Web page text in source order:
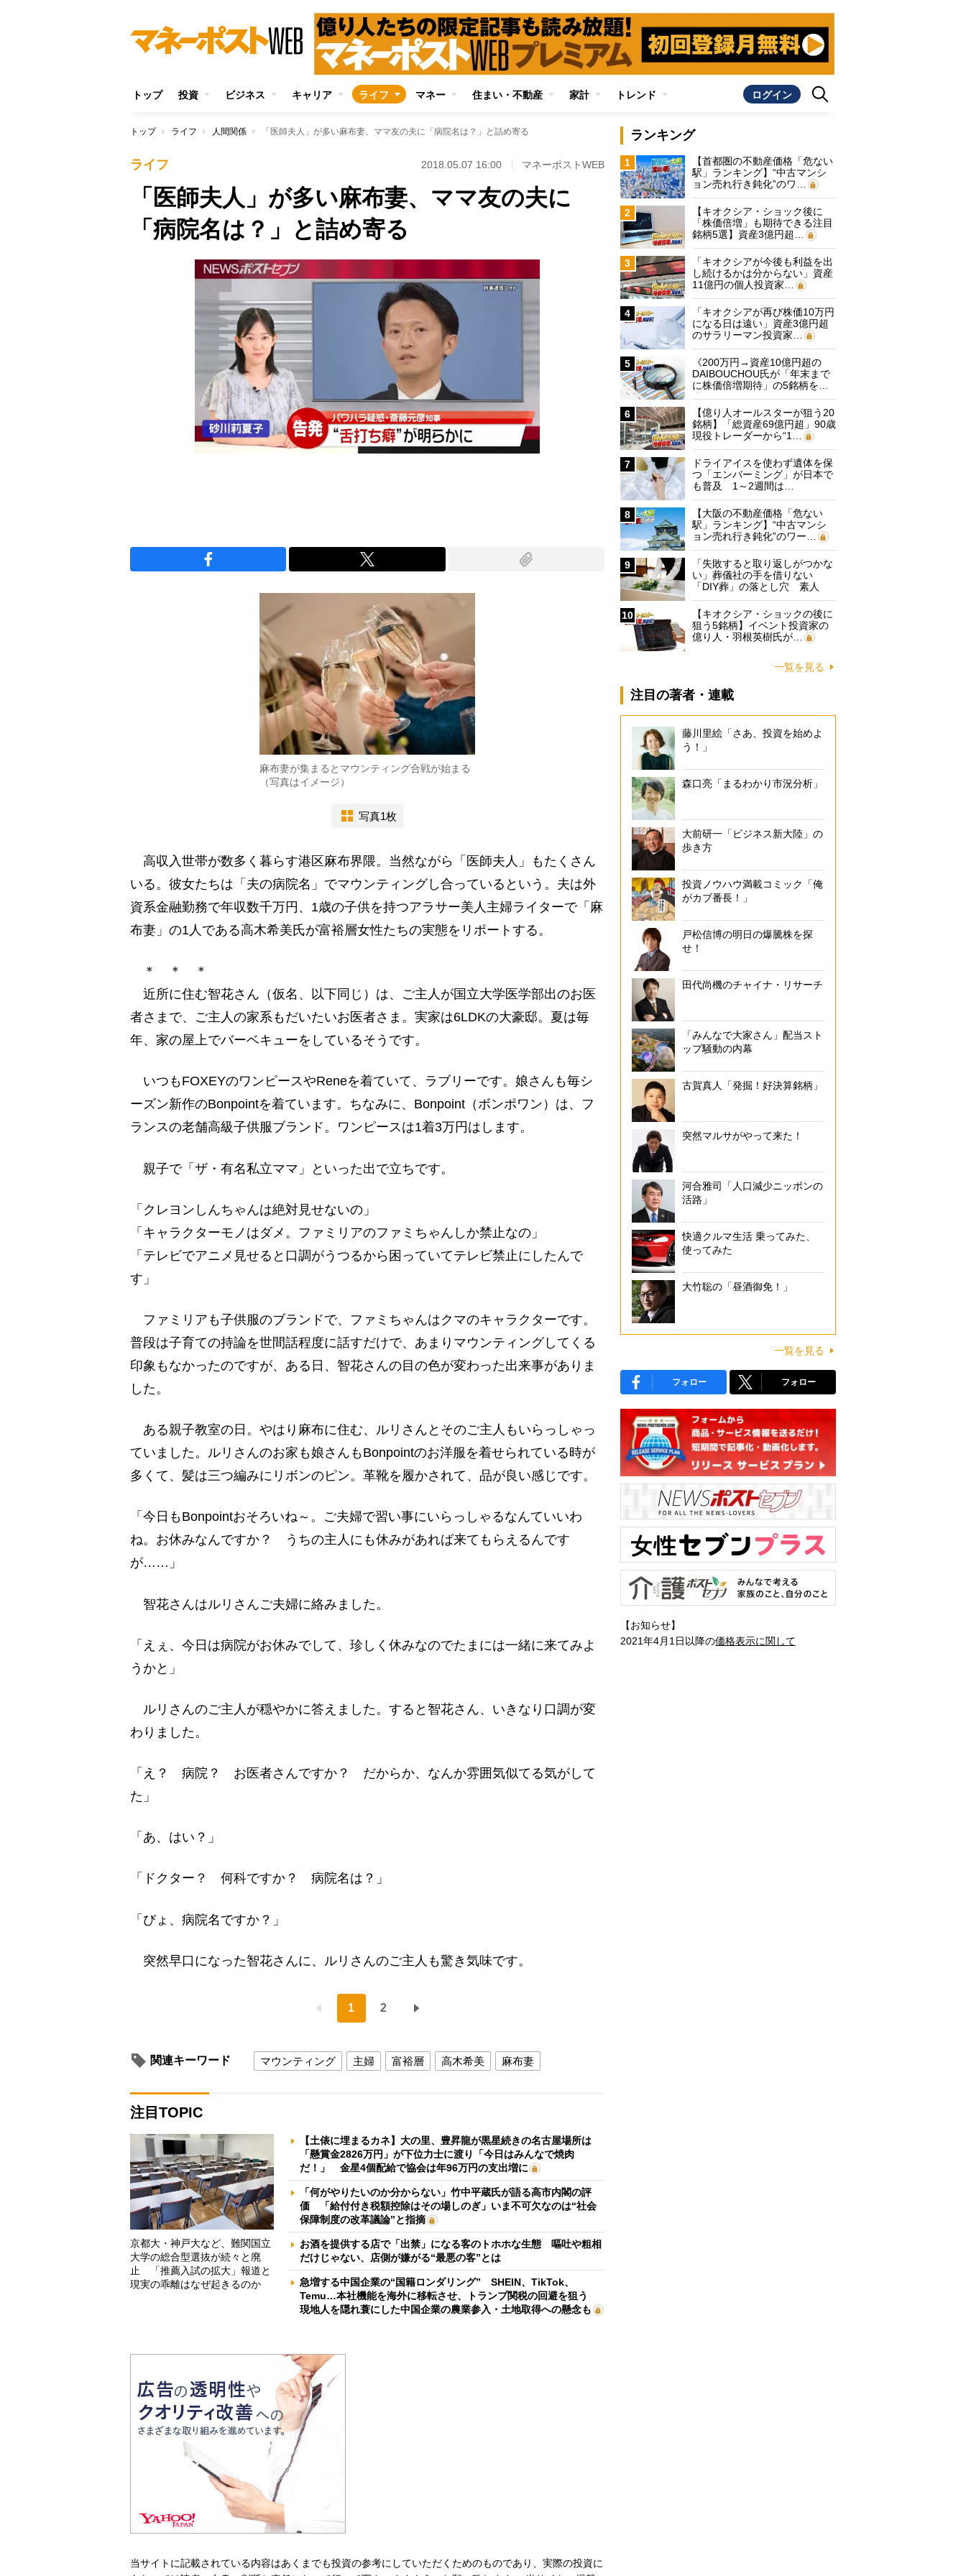
トップ 投資 ビジネス キャリア ライフ マネー 住まい・不動産 家計 トレンド ログイン
トップ ライフ 人間関係 「医師夫人」が多い麻布妻、ママ友の夫に「病院名は？」と詰め寄る
ライフ 2018.05.07 16:00 マネーポストWEB
「医師夫人」が多い麻布妻、ママ友の夫に
「病院名は？」と詰め寄る
麻布妻が集まるとマウンティング合戦が始まる
（写真はイメージ）
写真1枚
高収入世帯が数多く暮らす港区麻布界隈。当然ながら「医師夫人」もたくさん
いる。彼女たちは「夫の病院名」でマウンティングし合っているという。夫は外
資系金融勤務で年収数千万円、1歳の子供を持つアラサー美人主婦ライターで「麻
布妻」の1人である高木希美氏が富裕層女性たちの実態をリポートする。
＊ ＊ ＊
近所に住む智花さん（仮名、以下同じ）は、ご主人が国立大学医学部出のお医
者さまで、ご主人の家系もだいたいお医者さま。実家は6LDKの大豪邸。夏は毎
年、家の屋上でバーベキューをしているそうです。
いつもFOXEYのワンピースやReneを着ていて、ラブリーです。娘さんも毎シ
ーズン新作のBonpointを着ています。ちなみに、Bonpoint（ボンポワン）は、フ
ランスの老舗高級子供服ブランド。ワンピースは1着3万円はします。
親子で「ザ・有名私立ママ」といった出で立ちです。
「クレヨンしんちゃんは絶対見せないの」
「キャラクターモノはダメ。ファミリアのファミちゃんしか禁止なの」
「テレビでアニメ見せると口調がうつるから困っていてテレビ禁止にしたんで
す」
ファミリアも子供服のブランドで、ファミちゃんはクマのキャラクターです。
普段は子育ての持論を世間話程度に話すだけで、あまりマウンティングしてくる
印象もなかったのですが、ある日、智花さんの目の色が変わった出来事がありま
した。
ある親子教室の日。やはり麻布に住む、ルリさんとそのご主人もいらっしゃっ
ていました。ルリさんのお家も娘さんもBonpointのお洋服を着せられている時が
多くて、髪は三つ編みにリボンのピン。革靴を履かされて、品が良い感じです。
「今日もBonpointおそろいね～。ご夫婦で習い事にいらっしゃるなんていいわ
ね。お休みなんですか？ うちの主人にも休みがあれば来てもらえるんです
が……」
智花さんはルリさんご夫婦に絡みました。
「えぇ、今日は病院がお休みでして、珍しく休みなのでたまには一緒に来てみよ
うかと」
ルリさんのご主人が穏やかに答えました。すると智花さん、いきなり口調が変
わりました。
「え？ 病院？ お医者さんですか？ だからか、なんか雰囲気似てる気がして
た」
「あ、はい？」
「ドクター？ 何科ですか？ 病院名は？」
「びょ、病院名ですか？」
突然早口になった智花さんに、ルリさんのご主人も驚き気味です。
1 2
関連キーワード マウンティング 主婦 富裕層 高木希美 麻布妻
注目TOPIC
京都大・神戸大など、難関国立
大学の総合型選抜が続々と廃
止 「推薦入試の拡大」報道と
現実の乖離はなぜ起きるのか
【土俵に埋まるカネ】大の里、豊昇龍が黒星続きの名古屋場所は
「懸賞金2826万円」が下位力士に渡り「今日はみんなで焼肉
だ！」 金星4個配給で協会は年96万円の支出増に
「何がやりたいのか分からない」竹中平蔵氏が語る高市内閣の評
価 「給付付き税額控除はその場しのぎ」いま不可欠なのは“社会
保障制度の改革議論”と指摘
お酒を提供する店で「出禁」になる客のトホホな生態 嘔吐や粗相
だけじゃない、店側が嫌がる“最悪の客”とは
急増する中国企業の“国籍ロンダリング” SHEIN、TikTok、
Temu…本社機能を海外に移転させ、トランプ関税の回避を狙う
現地人を隠れ蓑にした中国企業の農業参入・土地取得への懸念も
当サイトに記載されている内容はあくまでも投資の参考にしていただくためのものであり、実際の投資に
ランキング
1
【首都圏の不動産価格「危ない
駅」ランキング】“中古マンシ
ョン売れ行き鈍化”のワ…
2
【キオクシア・ショック後に
「株価倍増」も期待できる注目
銘柄5選】資産3億円超…
3
「キオクシアが今後も利益を出
し続けるかは分からない」資産
11億円の個人投資家…
4
「キオクシアが再び株価10万円
になる日は遠い」資産3億円超
のサラリーマン投資家…
5
《200万円→資産10億円超の
DAIBOUCHOU氏が「年末まで
に株価倍増期待」の5銘柄を…
6
【億り人オールスターが狙う20
銘柄】「総資産69億円超」90歳
現役トレーダーから“1…
7
ドライアイスを使わず遺体を保
つ「エンバーミング」が日本で
も普及 1～2週間は…
8
【大阪の不動産価格「危ない
駅」ランキング】“中古マンシ
ョン売れ行き鈍化”のワー…
9
「失敗すると取り返しがつかな
い」葬儀社の手を借りない
「DIY葬」の落とし穴 素人
に…
10
【キオクシア・ショックの後に
狙う5銘柄】イベント投資家の
億り人・羽根英樹氏が…
一覧を見る
注目の著者・連載
藤川里絵「さあ、投資を始めよ
う！」
森口亮「まるわかり市況分析」
大前研一「ビジネス新大陸」の
歩き方
投資ノウハウ満載コミック「俺
がカブ番長！」
戸松信博の明日の爆騰株を探
せ！
田代尚機のチャイナ・リサーチ
「みんなで大家さん」配当スト
ップ騒動の内幕
古賀真人「発掘！好決算銘柄」
突然マルサがやって来た！
河合雅司「人口減少ニッポンの
活路」
快適クルマ生活 乗ってみた、
使ってみた
大竹聡の「昼酒御免！」
一覧を見る
フォロー フォロー
【お知らせ】
2021年4月1日以降の価格表示に関して